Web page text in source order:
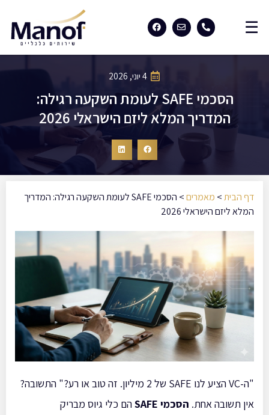
4 יוני, 2026
הסכמי SAFE לעומת השקעה רגילה:
המדריך המלא ליזם הישראלי 2026
דף הבית> מאמרים>
הסכמי SAFE לעומת השקעה רגילה: המדריך
המלא ליזם הישראלי 2026
"ה-VC הציע לנו SAFE של 2 מיליון. זה טוב או רע?" התשובה?
אין תשובה אחת. הסכמי SAFE
הם כלי גיוס מבריק